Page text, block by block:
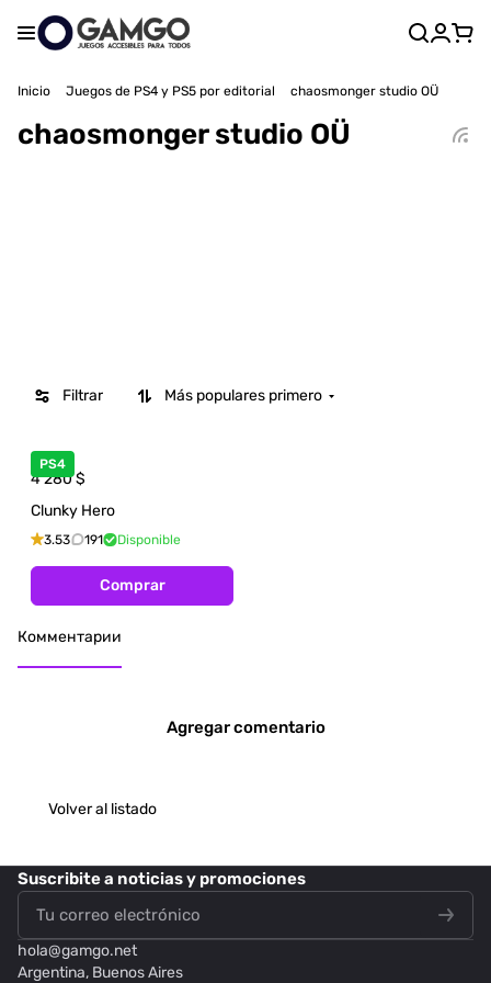
Inicio Juegos de PS4 y PS5 por editorial chaosmonger studio OÜ
chaosmonger studio OÜ
Filtrar Más populares primero
PS4
4 280$
Clunky Hero
3.53 191 Disponible
Comprar
Комментарии
Agregar comentario
Volver al listado
Suscribitea noticias y promociones
hola@gamgo.net
Argentina, Buenos Aires